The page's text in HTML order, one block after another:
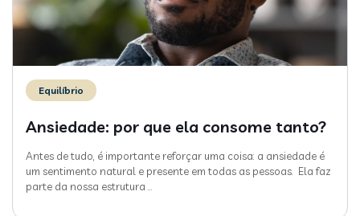
Equilíbrio
Ansiedade: por que ela consome tanto?
Antes de tudo, é importante reforçar uma coisa: a ansiedade é
um sentimento natural e presente em todas as pessoas. Ela faz
parte da nossa estrutura …